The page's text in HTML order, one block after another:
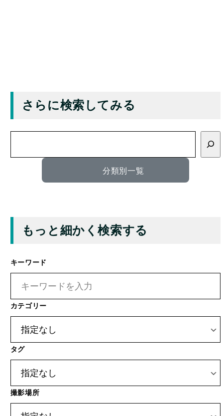
さらに検索してみる
分類別一覧
もっと細かく検索する
キーワード
カテゴリー
タグ
撮影場所